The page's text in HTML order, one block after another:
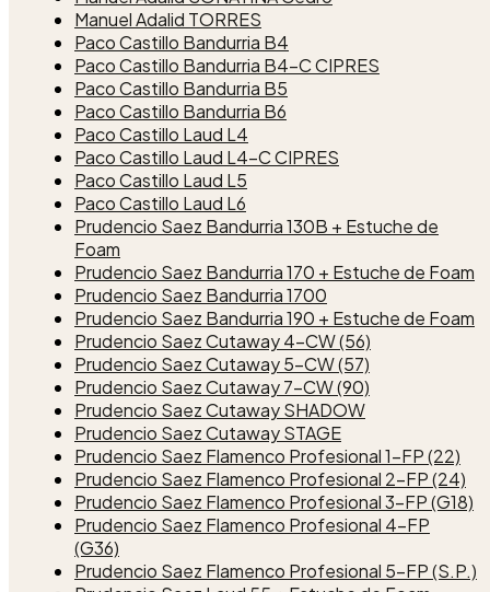
Manuel Adalid TORRES
Paco Castillo Bandurria B4
Paco Castillo Bandurria B4-C CIPRES
Paco Castillo Bandurria B5
Paco Castillo Bandurria B6
Paco Castillo Laud L4
Paco Castillo Laud L4-C CIPRES
Paco Castillo Laud L5
Paco Castillo Laud L6
Prudencio Saez Bandurria 130B + Estuche de
Foam
Prudencio Saez Bandurria 170 + Estuche de Foam
Prudencio Saez Bandurria 1700
Prudencio Saez Bandurria 190 + Estuche de Foam
Prudencio Saez Cutaway 4-CW (56)
Prudencio Saez Cutaway 5-CW (57)
Prudencio Saez Cutaway 7-CW (90)
Prudencio Saez Cutaway SHADOW
Prudencio Saez Cutaway STAGE
Prudencio Saez Flamenco Profesional 1-FP (22)
Prudencio Saez Flamenco Profesional 2-FP (24)
Prudencio Saez Flamenco Profesional 3-FP (G18)
Prudencio Saez Flamenco Profesional 4-FP
(G36)
Prudencio Saez Flamenco Profesional 5-FP (S.P.)